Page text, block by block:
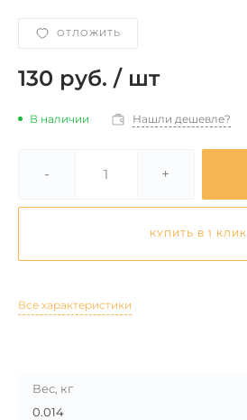
ОТЛОЖИТЬ
130 руб. / шт
В наличии Нашли дешевле?
- +
КУПИТЬ В 1 КЛИК
Все характеристики
Вес, кг
0.014